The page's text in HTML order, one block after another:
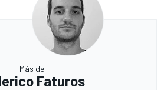
Más de
Faturos